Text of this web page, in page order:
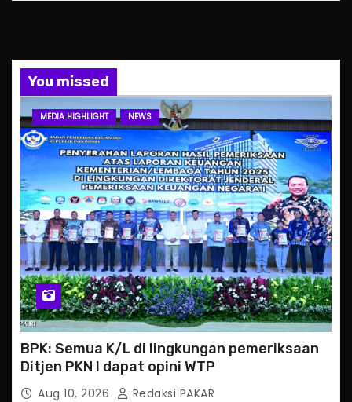
You missed
MEDIA HIGHLIGHT NEWS
BPK: Semua K/L di lingkungan pemeriksaan
Ditjen PKN I dapat opini WTP
Aug 10, 2026 Redaksi PAKAR